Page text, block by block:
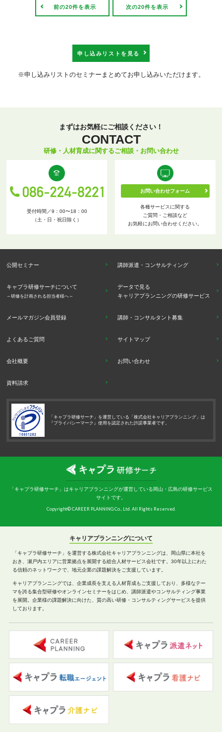
前の20件を表示 次の20件を表示
申し込みリストを見る
※申し込みリストのセミナーまとめてお申し込みいただけます。
まずはお気軽にご相談ください！
CONTACT
研修・人材育成に関するご相談・お問い合わせ
受付時間／9：00〜18：00
（土・日・祝日除く）
お問い合わせフォーム
各種サービスに関する
ご質問・ご相談など
お気軽にお問い合わせください。
公開セミナー 講師派遣・コンサルティング
キャプラ研修サーチについて
～研修を計画される担当者様へ～
データで見る
キャリアプランニングの研修サービス
メールマガジン会員登録 講師・コンサルタント募集
よくあるご質問 サイトマップ
会社概要 お問い合わせ
資料請求
「キャプラ研修サーチ」を運営している「株式会社キャリアプランニング」は
『プライバシーマーク』使用を認定された許諾事業者です。
「キャプラ研修サーチ」はキャリアプランニングが運営している岡山・広島の研修サービス
サイトです。
Copyright© CAREER PLANNING Co., Ltd. All Rights Reserved.
キャリアプランニングについて
「キャプラ研修サーチ」を運営する株式会社キャリアプランニングは、岡山県に本社を
おき、瀬戸内エリアに営業拠点を展開する総合人材サービス会社です。30年以上にわた
る信頼のネットワークで、地元企業の課題解決をご支援しています。
キャリアプランニングでは、企業成長を支える人材育成もご支援しており、多様なテー
マを誇る集合型研修やオンラインセミナーをはじめ、講師派遣やコンサルティング事業
を展開。企業様の課題解決に向けた、質の高い研修・コンサルティングサービスを提供
しております。